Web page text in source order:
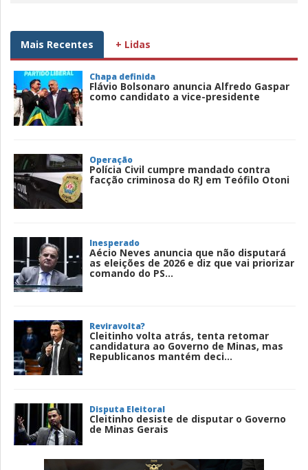
Mais Recentes + Lidas
Chapa definida
Flávio Bolsonaro anuncia Alfredo Gaspar
como candidato a vice-presidente
Operação
Polícia Civil cumpre mandado contra
facção criminosa do RJ em Teófilo Otoni
Inesperado
Aécio Neves anuncia que não disputará
as eleições de 2026 e diz que vai priorizar
comando do PS...
Reviravolta?
Cleitinho volta atrás, tenta retomar
candidatura ao Governo de Minas, mas
Republicanos mantém deci...
Disputa Eleitoral
Cleitinho desiste de disputar o Governo
de Minas Gerais